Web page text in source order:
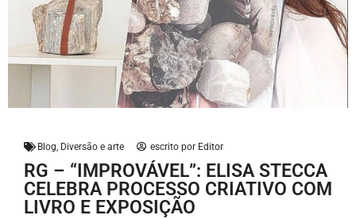
Blog, Diversão e arte escrito por Editor
RG – “IMPROVÁVEL”: ELISA STECCA
CELEBRA PROCESSO CRIATIVO COM
LIVRO E EXPOSIÇÃO